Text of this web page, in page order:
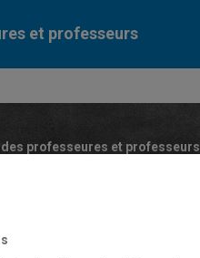
et professeurs
des professeures et